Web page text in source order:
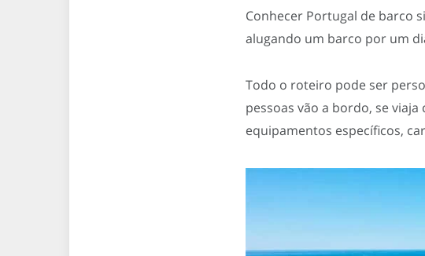
Conhecer Portugal de barco
alugando um barco por um
Todo o roteiro pode ser
pessoas vão a bordo, se
equipamentos específicos,